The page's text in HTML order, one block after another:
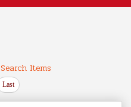
Search Items
Last